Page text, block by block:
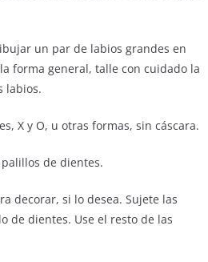
un par de labios grandes en
forma general, talle con cuidado la
labios.
X y O, u otras formas, sin cáscara.
de dientes.
decorar, si lo desea. Sujete las
de dientes. Use el resto de las